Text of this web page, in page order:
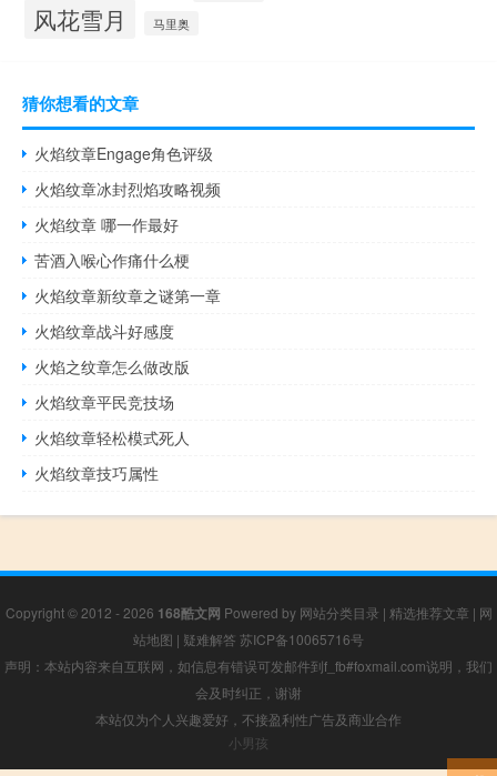
风花雪月 马里奥
猜你想看的文章
火焰纹章Engage角色评级
火焰纹章冰封烈焰攻略视频
火焰纹章 哪一作最好
苦酒入喉心作痛什么梗
火焰纹章新纹章之谜第一章
火焰纹章战斗好感度
火焰之纹章怎么做改版
火焰纹章平民竞技场
火焰纹章轻松模式死人
火焰纹章技巧属性
Copyright © 2012 - 2026 168酷文网 Powered by 网站分类目录 | 精选推荐文章 | 网
站地图 | 疑难解答 苏ICP备10065716号
声明：本站内容来自互联网，如信息有错误可发邮件到f_fb#foxmail.com说明，我们
会及时纠正，谢谢
本站仅为个人兴趣爱好，不接盈利性广告及商业合作
小男孩